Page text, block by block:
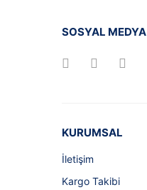
SOSYAL MEDYA
KURUMSAL
İletişim
Kargo Takibi